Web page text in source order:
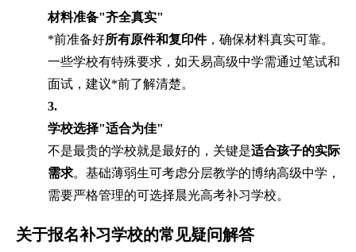
材料准备"齐全真实"
*前准备好所有原件和复印件，确保材料真实可靠。
一些学校有特殊要求，如天易高级中学需通过笔试和
面试，建议*前了解清楚。
3.
学校选择"适合为佳"
不是最贵的学校就是最好的，关键是适合孩子的实际
需求。基础薄弱生可考虑分层教学的博纳高级中学，
需要严格管理的可选择晨光高考补习学校。
关于报名补习学校的常见疑问解答